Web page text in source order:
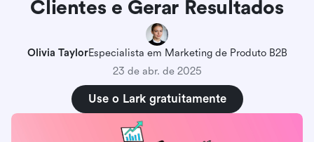
Clientes e Gerar Resultados
Olivia TaylorEspecialista em Marketing de Produto B2B
23 de abr. de 2025
Use o Lark gratuitamente
O que é experiência com CRM e por que ela é
A evolução do CRM: da gestão de dados a
experiências notáveis
Vinculando a experiência do cliente à
lucratividade do negócio